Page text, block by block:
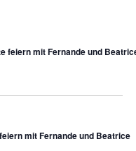
feiern mit Fernande und
mit Fernande und Beatrice